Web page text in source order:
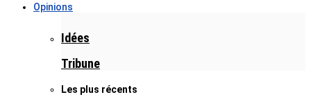
Opinions
Idées
Tribune
Les plus récents